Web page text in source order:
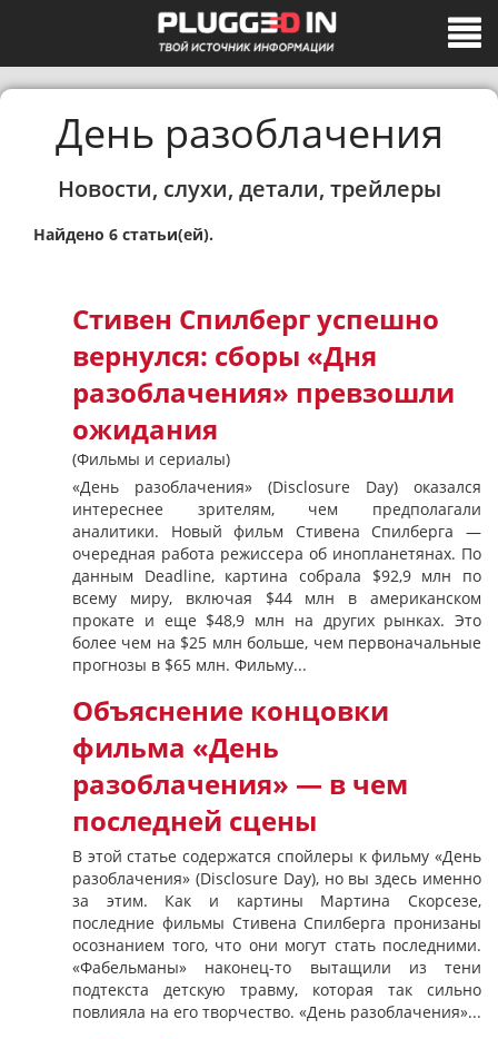
День разоблачения
Новости, слухи, детали, трейлеры
Найдено 6 статьи(ей).
Стивен Спилберг успешно
вернулся: сборы «Дня
разоблачения» превзошли
ожидания
(Фильмы и сериалы)
«День разоблачения» (Disclosure Day) оказался
интереснее зрителям, чем предполагали
аналитики. Новый фильм Стивена Спилберга —
очередная работа режиссера об инопланетянах. По
данным Deadline, картина собрала $92,9 млн по
всему миру, включая $44 млн в американском
прокате и еще $48,9 млн на других рынках. Это
более чем на $25 млн больше, чем первоначальные
прогнозы в $65 млн. Фильму...
Объяснение концовки
фильма «День
разоблачения» — в чем
последней сцены
В этой статье содержатся спойлеры к фильму «День
разоблачения» (Disclosure Day), но вы здесь именно
за этим. Как и картины Мартина Скорсезе,
последние фильмы Стивена Спилберга пронизаны
осознанием того, что они могут стать последними.
«Фабельманы» наконец-то вытащили из тени
подтекста детскую травму, которая так сильно
повлияла на его творчество. «День разоблачения»...